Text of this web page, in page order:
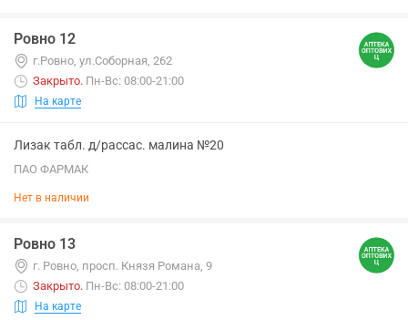
Ровно 12
г.Ровно, ул.Соборная, 262
Закрыто. Пн-Вс: 08:00-21:00
На карте
Лизак табл. д/рассас. малина №20
ПАО ФАРМАК
Нет в наличии
Ровно 13
г. Ровно, просп. Князя Романа, 9
Закрыто. Пн-Вс: 08:00-21:00
На карте